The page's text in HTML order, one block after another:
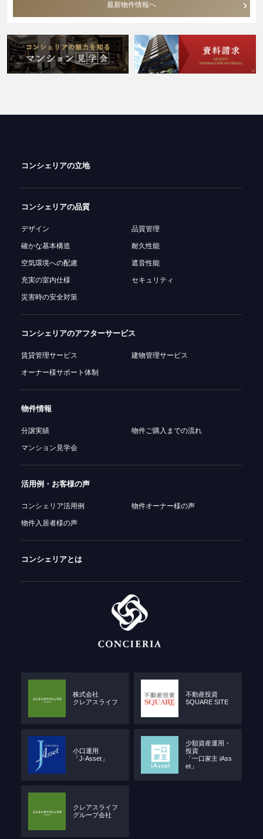
最新物件情報へ
コンシェリアの立地
コンシェリアの品質
デザイン 品質管理
確かな基本構造 耐久性能
空気環境への配慮 遮音性能
充実の室内仕様 セキュリティ
災害時の安全対策
コンシェリアのアフターサービス
賃貸管理サービス 建物管理サービス
オーナー様サポート体制
物件情報
分譲実績 物件ご購入までの流れ
マンション見学会
活用例・お客様の声
コンシェリア活用例 物件オーナー様の声
物件入居者様の声
コンシェリアとは
株式会社
クレアスライフ
不動産投資
SQUARE SITE
小口運用
「J-Asset」
少額資産運用・
投資
「一口家主 iAss
et」
クレアスライフ
グループ会社